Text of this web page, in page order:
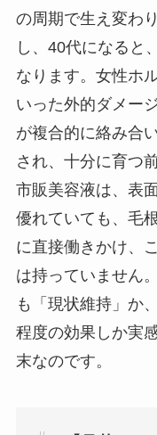
の周期で生え変わ
し、40代になると
なります。女性ホ
いった外的ダメー
が複合的に絡み合
され、十分に育つ
市販美容液は、表
優れていても、毛
に直接働きかけ、
は持っていません
も「現状維持」か
程度の効果しか実
末なのです。